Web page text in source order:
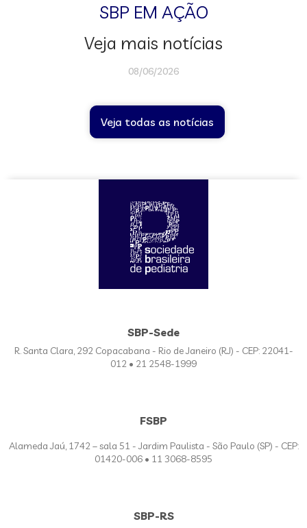
SBP EM AÇÃO
Veja mais notícias
08/06/2026
Veja todas as notícias
SBP-Sede
R. Santa Clara, 292 Copacabana - Rio de Janeiro (RJ) - CEP: 22041-
012 • 21 2548-1999
FSBP
Alameda Jaú, 1742 – sala 51 - Jardim Paulista - São Paulo (SP) - CEP:
01420-006 • 11 3068-8595
SBP-RS